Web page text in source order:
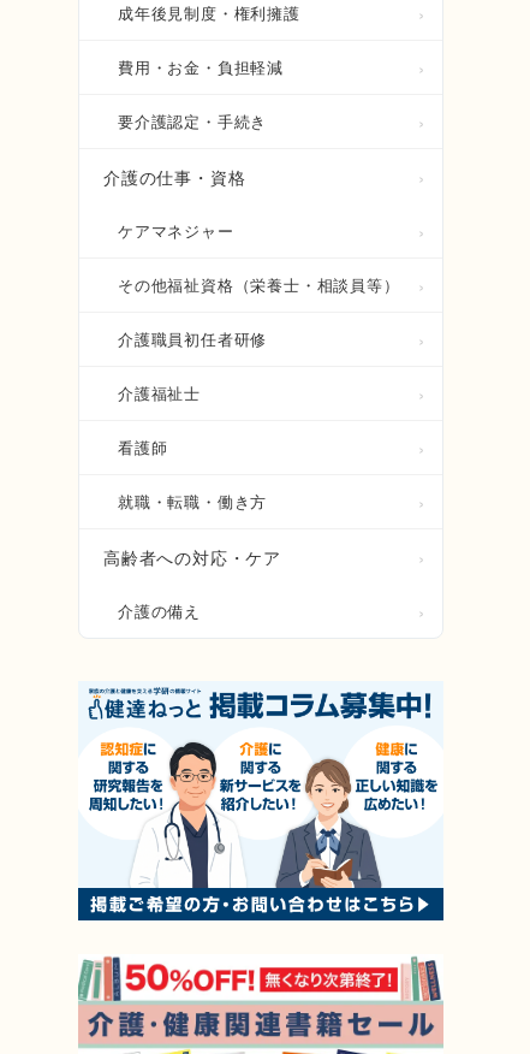
成年後見制度・権利擁護
費用・お金・負担軽減
要介護認定・手続き
介護の仕事・資格
ケアマネジャー
その他福祉資格（栄養士・相談員等）
介護職員初任者研修
介護福祉士
看護師
就職・転職・働き方
高齢者への対応・ケア
介護の備え